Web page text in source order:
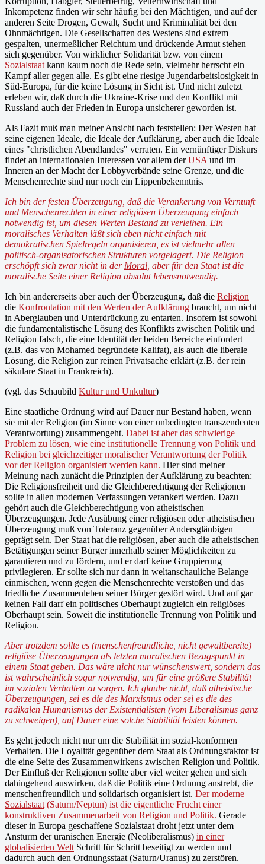
Inkompetenz finden wir sehr häufig bei den Mächtigen, und auf der
anderen Seite Drogen, Gewalt, Sucht und Kriminalität bei den
Ohnmächtigen. Die Gesellschaften des Westens sind extrem
gespalten, unermeßlicher Reichtum und drückende Armut stehen
sich gegenüber. Von wirklicher Solidarität bzw. von einem
Sozialstaat kann kaum noch die Rede sein, vielmehr herrscht ein
Kampf aller gegen alle. Es gibt eine riesige Jugendarbeitslosigkeit in
Süd-Europa, für die keine Lösung in Sicht ist. Und nicht zuletzt
erleben wir, daß durch die Ukraine-Krise und den Konflikt mit
Russland auch der Frieden in Europa unsicherer geworden ist.
Als Fazit muß man meiner Ansicht nach feststellen: Der Westen hat
seine eigenen Ideale, die Ideale der Aufklärung, aber auch die Ideale
eines "christlichen Abendlandes" verraten. Ein vernünftiger Diskurs
findet an internationalen Interessen vor allem derUSA und im
Inneren an der Macht der Lobbyverbände seine Grenze, und die
Menschenrechte sind nur noch ein Lippenbekenntnis.
Ich bin der festen Überzeugung, daß die Verankerung von Vernunft
und Menschenrechten in einer religiösen Überzeugung einfach
notwendig ist, um diesen Werten Bestand zu verleihen. Ein
moralisches Verhalten läßt sich eben nicht einfach mit
demokratischen Spielregeln organisieren, es ist vielmehr allen
politisch-organisatorischen Strukturen vorgelagert. Die Religion
erschöpft sich zwar nicht in der Moral , aber für den Staat ist die
moralische Seite einer Religion absolut lebensnotwendig.
Ich bin andererseits aber auch der Überzeugung, daß die Religion
die Konfrontation mit den Werten der Aufklärung braucht, um nicht
in Aberglauben und Unterdrückung zu entarten. Insofern ist sowohl
die fundamentalistische Lösung des Konflikts zwischen Politik und
Religion falsch, die eine Identität der beiden Bereiche einfordert
(z.B. das von Mohamed begründete Kalifat), als auch die liberale
Lösung, die Religion zur reinen Privatsache erklärt (z.B. der rein
säkulare Staat in Frankreich).
(vgl. das Schaubild Kultur und Unkultur)
Eine staatliche Ordnung wird auf Dauer nur Bestand haben, wenn
sie mit der Religion (im Sinne von einer unbedingten transzendenten
Verantwortung) zusammengeht. Dabei ist aber das schwierige
Problem zu lösen, wie eine institutionelle Trennung von Politik und
Religion bei gleichzeitiger moralischer Verantwortung der Politik
vor der Religion organisiert werden kann. Hier sind meiner
Meinung nach zunächt die Prinzipien der Aufklärung zu beachten:
Die Religionsfreiheit und die Gleichberechtigung der Religionen
sollte in allen modernen Verfassungen verankert werden. Dazu
gehört auch die Gleichberechtigung von atheistischen
Überzeugungen. Jede Ausübung einer religiösen oder atheistischen
Überzeugung muß von Toleranz gegenüber Andersgläubigen
geprägt sein. Der Staat hat die religiösen, aber auch die atheistischen
Betätigungen seiner Bürger innerhalb seiner Möglichkeiten zu
garantieren und zu fördern, und er darf keine Gruppierung
privilegieren. Er sollte sich nur dann in weltanschauliche Belange
einmischen, wenn gegen die Menschenrechte verstoßen und das
friedliche Zusammenleben seiner Bürger gestört wird. Und auf gar
keinen Fall darf ein politisches Oberhaupt zugleich ein religiöses
Oberhaupt sein. Soweit die institutionelle Trennung von Politik und
Religion.
Aber trotzdem sollte es (menschenfreundliche, nicht gewaltbereite)
religiöse Überzeugungen als letzten moralischen Bezugspunkt in
einem Staat geben. Das wäre nicht nur wünschenswert, sondern das
ist wahrscheinlich sogar notwendig, um für eine größere Stabilität
im sozialen Verhalten zu sorgen. Ich glaube nicht, daß atheistische
Überzeugungen, sei es die des Marxismus oder sei es die des
radikalen Humanismus der Existentialisten (vom Liberalismus ganz
zu schweigen), auf Dauer eine solche Stabilität leisten können.
Es geht jedoch nicht nur um die Stabilität im sozial-konformen
Verhalten. Die Loyalität gegenüber dem Staat als Ordnungsfaktor ist
die eine Seite des Zusammenwirkens zwischen Religion und Politik.
Der Einfluß der Religionen sollte aber viel weiter gehen und sich
dahingehend auswirken, daß die Politik eine Ordnung anstrebt, die
menschenfreundlich und solidarisch organisiert ist. Der moderne
Sozialstaat (Saturn/Neptun) ist die eigentliche Frucht einer
konstruktiven Zusammenarbeit von Religion und Politik. Gerade
dieser in Europa geschaffene Sozialstaat droht jetzt unter dem
Ansturm der uranischen Energie (Neoliberalismus) in einer
globalisierten Welt Schritt für Schritt beseitigt zu werden und
dadurch auch den Ordnungsstaat (Saturn/Uranus) zu zerstören.